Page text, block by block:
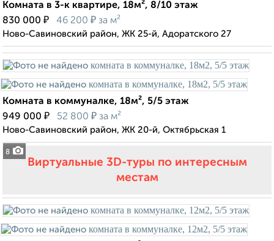
Комната в 3-к квартире, 18м², 8/10 этаж
830 000 ₽ 46 200 ₽ за м²
Ново-Савиновский район, ЖК 25-й, Адоратского 27
8
Комната в коммуналке, 18м², 5/5 этаж
949 000 ₽ 52 800 ₽ за м²
Ново-Савиновский район, ЖК 20-й, Октябрьская 1
Виртуальные 3D-туры по интересным
местам